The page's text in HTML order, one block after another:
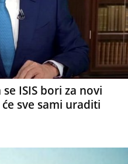
ISIS bori za novi
sve sami uraditi